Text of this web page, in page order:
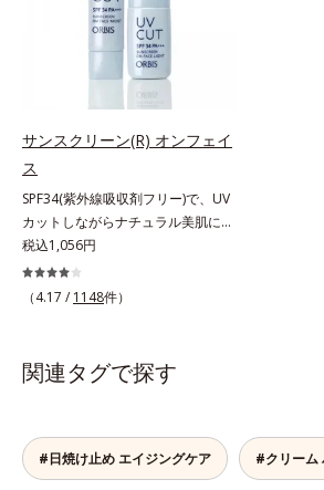
うるおい低下を感じやすい部位に働
きかけ、ハリ感のある肌へ導きま
す。さらに、水でも油でもない第3
の成分、even wateroil（イーブン
ワテロイル）を配合することによ
り、水でも油でも実現できなかっ
ない”、相反する2つの感触の両立に
成功。ごわつく年齢肌を柔肌に整
え、未体験の肌感触を叶えます。*1
保湿*2 年齢に応じたお手入れ *3
D.N.A.＝Daily New Approach*4
HSP含有酵母エキス＝保湿成分*5
サンスクリーン(R) オンフェイ
ス
SPF34(紫外線吸収剤フリー)で、UV
カットしながらナチュラル美肌に。
これ1本で“小でかけ”にも、化粧下
地としても。この1本があれば、“ち
ょっとそこまで”もOKなすっぴん美
焼け止めです。 紫外線、近赤外
線、大気汚染物質(*2)を含むダメー
む絶妙な色設計で、白浮きなしの明
るい自然なつや肌に。さらに超軽量
税込1,056円
（4.17 / 1148件）
関連タグで探す
#日焼け止め エイジングケア #クリーム